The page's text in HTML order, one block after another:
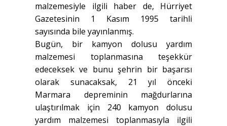
malzemesiyle ilgili haber de, Hürriyet
Gazetesinin 1 Kasım 1995 tarihli
sayısında bile yayınlanmış.
Bugün, bir kamyon dolusu yardım
malzemesi toplanmasına teşekkür
edeceksek ve bunu şehrin bir başarısı
olarak sunacaksak, 21 yıl önceki
Marmara depreminin mağdurlarına
ulaştırılmak için 240 kamyon dolusu
yardım malzemesi toplanmasıyla ilgili